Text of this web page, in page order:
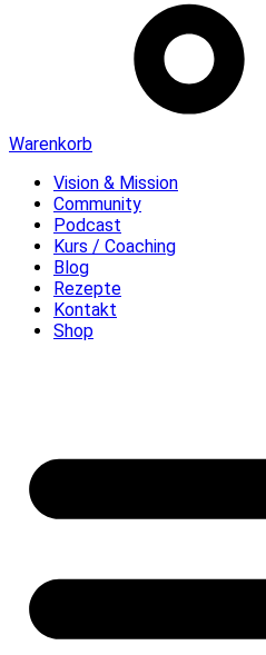
Warenkorb
Vision & Mission
Community
Podcast
Kurs / Coaching
Blog
Rezepte
Kontakt
Shop